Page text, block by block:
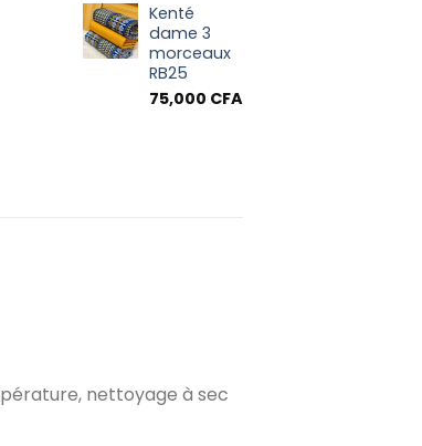
initial
était :
85,000 CFA.
Kenté
dame 3
morceaux
RB25
75,000 CFA
nettoyage à sec